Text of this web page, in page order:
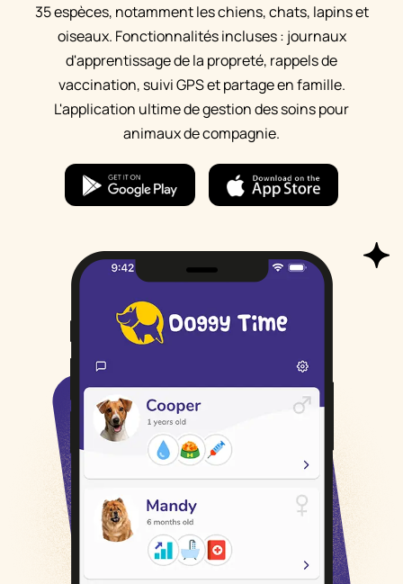
35 espèces, notamment les chiens, chats, lapins et
oiseaux. Fonctionnalités incluses : journaux
d'apprentissage de la propreté, rappels de
vaccination, suivi GPS et partage en famille.
L'application ultime de gestion des soins pour
animaux de compagnie.